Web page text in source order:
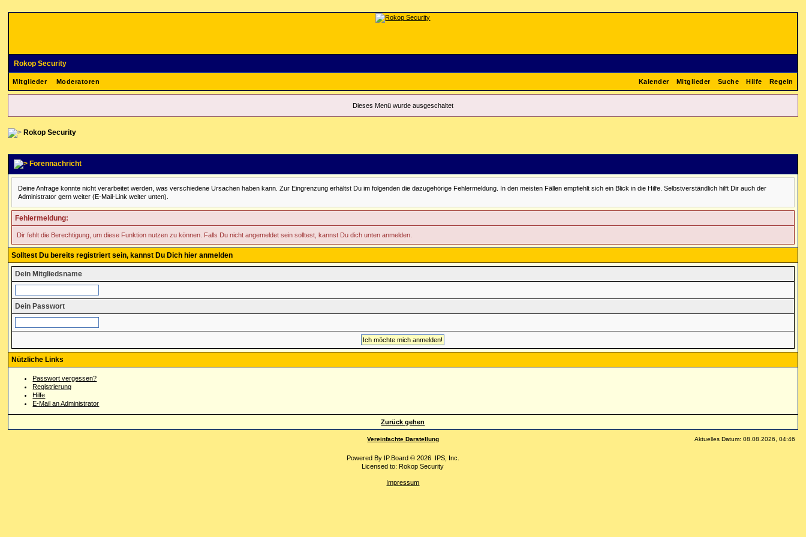
Rokop Security
Mitglieder Moderatoren Regeln
Hilfe
Suche
Mitglieder
Kalender
Dieses Menü wurde ausgeschaltet
Rokop Security
Forennachricht
Deine Anfrage konnte nicht verarbeitet werden, was verschiedene Ursachen haben kann. Zur Eingrenzung erhältst Du im folgenden die dazugehörige Fehlermeldung. In den meisten Fällen empfiehlt sich ein Blick in die Hilfe. Selbstverständlich hilft Dir auch der
Administrator gern weiter (E-Mail-Link weiter unten).
Fehlermeldung:
Dir fehlt die Berechtigung, um diese Funktion nutzen zu können. Falls Du nicht angemeldet sein solltest, kannst Du dich unten anmelden.
Solltest Du bereits registriert sein, kannst Du Dich hier anmelden
Dein Mitgliedsname
Dein Passwort
Nützliche Links
Passwort vergessen?
Registrierung
Hilfe
E-Mail an Administrator
Zurück gehen
Vereinfachte Darstellung Aktuelles Datum: 08.08.2026, 04:46
Powered By IP.Board© 2026 IPS, Inc
Licensed to: Rokop Security
Impressum